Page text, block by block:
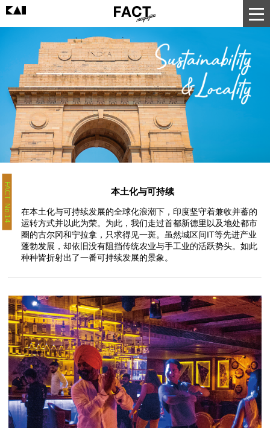
FACT No.14 本土化与可持续
在本土化与可持续发展的全球化浪潮下，印度坚守着兼收并蓄的
运转方式并以此为荣。为此，我们走过首都新德里以及地处都市
圈的古尔冈和宁拉拿，只求得见一斑。虽然城区间IT等先进产业
蓬勃发展，却依旧没有阻挡传统农业与手工业的活跃势头。如此
种种皆折射出了一番可持续发展的景象。